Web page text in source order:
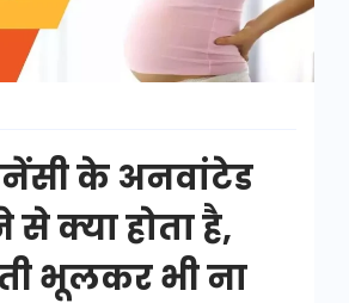
के अनवांटेड
क्या होता है,
भूलकर भी ना